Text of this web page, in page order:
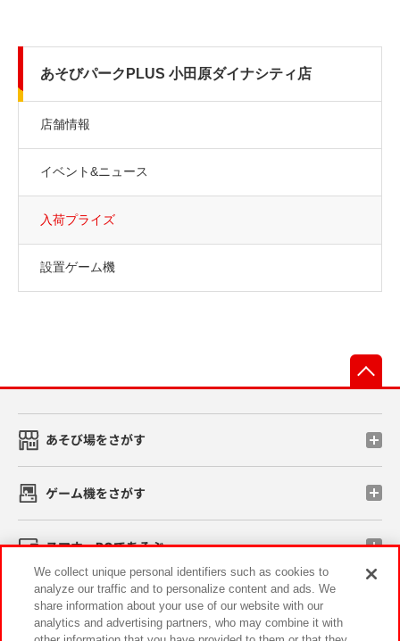
あそびパークPLUS 小田原ダイナシティ店
店舗情報
イベント&ニュース
入荷プライズ
設置ゲーム機
あそび場をさがす
ゲーム機をさがす
スマホ・PCであそぶ
イベント・キャンペーン
We collect unique personal identifiers such as cookies to
analyze our traffic and to personalize content and ads. We
share information about your use of our website with our
analytics and advertising partners, who may combine it with